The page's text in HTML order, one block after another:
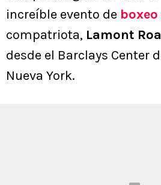
increíble evento de boxeo
compatriota, Lamont
desde el Barclays Center
Nueva York.